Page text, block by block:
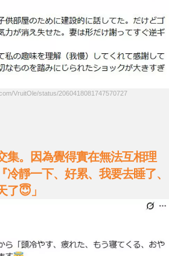
VruitOle/status/2060418081747570727
集。因為覺得實在無法互相理
冷靜一下、好累、我要去睡了、
了😇」